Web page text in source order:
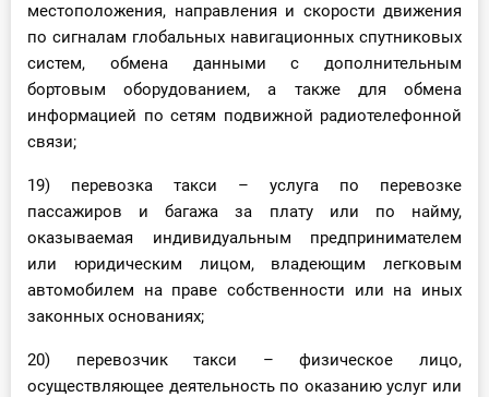
местоположения, направления и скорости движения
по сигналам глобальных навигационных спутниковых
систем, обмена данными с дополнительным
бортовым оборудованием, а также для обмена
информацией по сетям подвижной радиотелефонной
связи;
19) перевозка такси – услуга по перевозке
пассажиров и багажа за плату или по найму,
оказываемая индивидуальным предпринимателем
или юридическим лицом, владеющим легковым
автомобилем на праве собственности или на иных
законных основаниях;
20) перевозчик такси – физическое лицо,
осуществляющее деятельность по оказанию услуг или